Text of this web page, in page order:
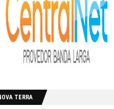
TERRA